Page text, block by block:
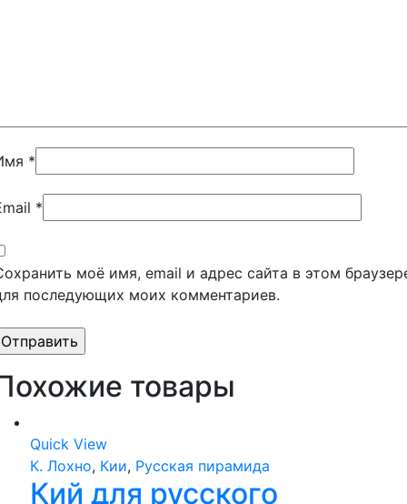
*
*
моё имя, email и адрес сайта в этом
последующих моих комментариев.
товары
Quick View
К. Лохно, Кии, Русская пирамида
Кий для русского